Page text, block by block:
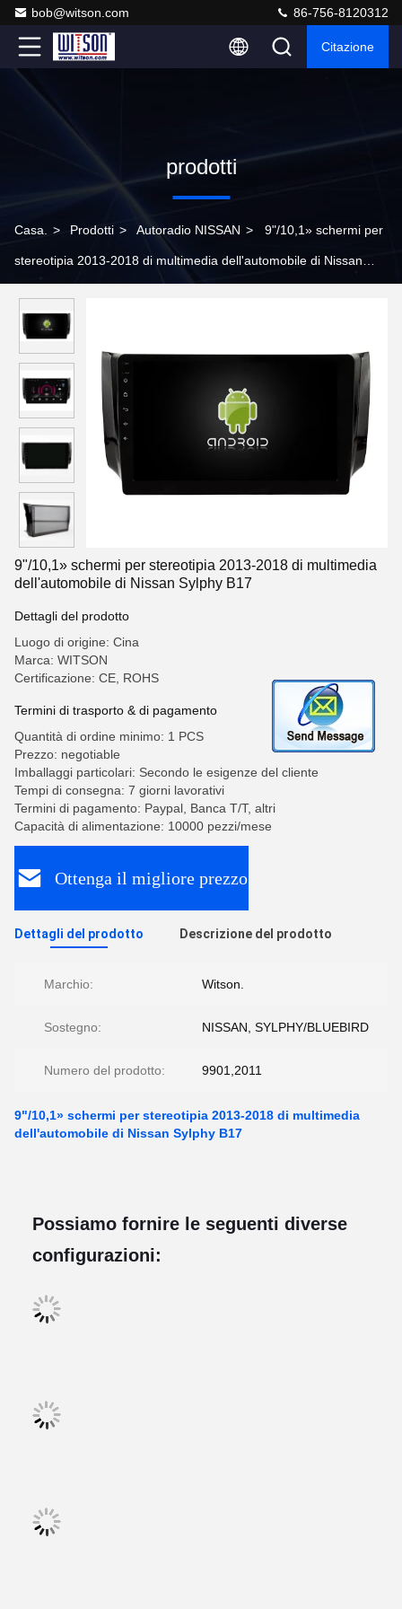
bob@witson.com 86-756-8120312
Citazione
prodotti
Casa. > Prodotti > Autoradio NISSAN > 9"/10,1» schermi per
stereotipia 2013-2018 di multimedia dell'automobile di Nissan
9"/10,1» schermi per stereotipia 2013-2018 di multimedia
dell'automobile di Nissan Sylphy B17
Dettagli del prodotto
Luogo di origine: Cina
Marca: WITSON
Certificazione: CE, ROHS
Termini di trasporto & di pagamento
Quantità di ordine minimo: 1 PCS
Prezzo: negotiable
Imballaggi particolari: Secondo le esigenze del cliente
Tempi di consegna: 7 giorni lavorativi
Termini di pagamento: Paypal, Banca T/T, altri
Capacità di alimentazione: 10000 pezzi/mese
Ottenga il migliore prezzo
Dettagli del prodotto Descrizione del prodotto
Marchio: Witson.
Sostegno: NISSAN, SYLPHY/BLUEBIRD
Numero del prodotto: 9901,2011
9"/10,1» schermi per stereotipia 2013-2018 di multimedia
dell'automobile di Nissan Sylphy B17
Possiamo fornire le seguenti diverse
configurazioni: